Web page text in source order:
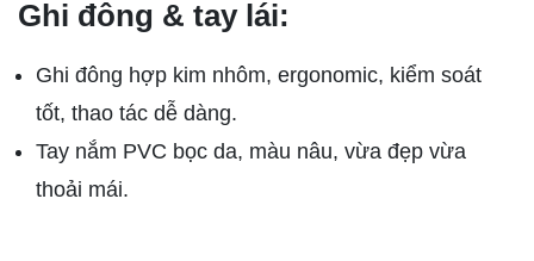
Ghi đông & tay lái:
Ghi đông hợp kim nhôm, ergonomic, kiểm soát
tốt, thao tác dễ dàng.
Tay nắm PVC bọc da, màu nâu, vừa đẹp vừa
thoải mái.